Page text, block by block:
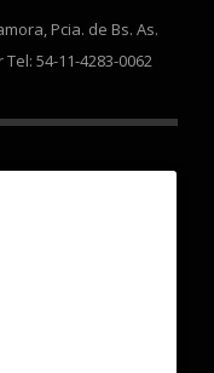
Pcia. de Bs. As.
54-11-4283-0062